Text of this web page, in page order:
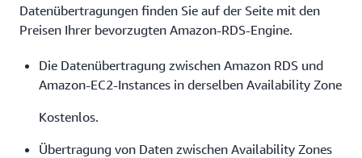
Datenübertragungen finden Sie auf der Seite mit den
Preisen Ihrer bevorzugten Amazon-RDS-Engine.
Die Datenübertragung zwischen Amazon RDS und
Amazon-EC2-Instances in derselben Availability Zone
Kostenlos.
Übertragung von Daten zwischen Availability Zones